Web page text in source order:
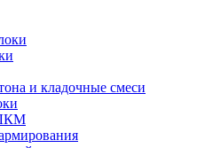
и кладочные смеси